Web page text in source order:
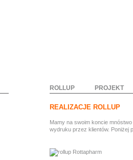
ROLLUP PROJEKT
REALIZACJE ROLLUP
Mamy na swoim koncie
wydruku przez klientów. Poniżej